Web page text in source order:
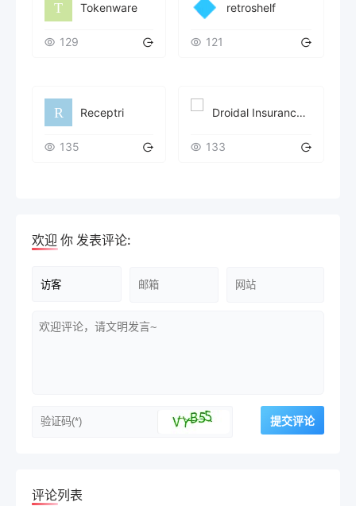
Tokenware
129
retroshelf
121
Receptri
135
Droidal Insurance Verification AI Agent
133
欢迎 你 发表评论:
评论列表